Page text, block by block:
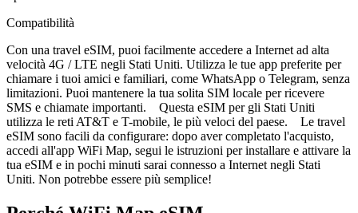
Compatibilità
Con una travel eSIM, puoi facilmente accedere a Internet ad alta
velocità 4G / LTE negli Stati Uniti. Utilizza le tue app preferite per
chiamare i tuoi amici e familiari, come WhatsApp o Telegram, senza
limitazioni. Puoi mantenere la tua solita SIM locale per ricevere
SMS e chiamate importanti. Questa eSIM per gli Stati Uniti
utilizza le reti AT&T e T-mobile, le più veloci del paese. Le travel
eSIM sono facili da configurare: dopo aver completato l'acquisto,
accedi all'app WiFi Map, segui le istruzioni per installare e attivare la
tua eSIM e in pochi minuti sarai connesso a Internet negli Stati
Uniti. Non potrebbe essere più semplice!